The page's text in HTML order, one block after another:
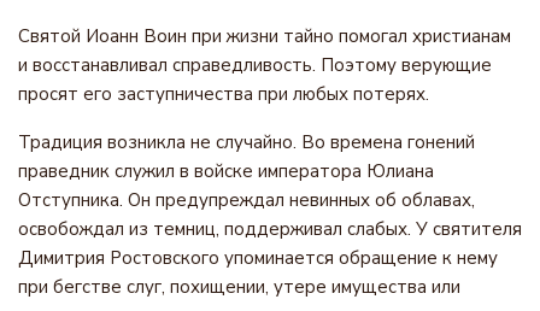
Святой Иоанн Воин при жизни тайно помогал христианам
и восстанавливал справедливость. Поэтому верующие
просят его заступничества при любых потерях.
Традиция возникла не случайно. Во времена гонений
праведник служил в войске императора Юлиана
Отступника. Он предупреждал невинных об облавах,
освобождал из темниц, поддерживал слабых. У святителя
Димитрия Ростовского упоминается обращение к нему
при бегстве слуг, похищении, утере имущества или